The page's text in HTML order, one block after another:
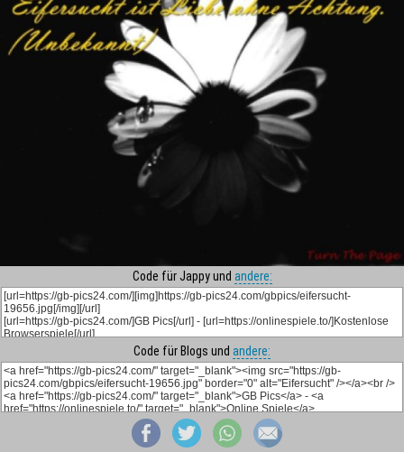
Code für Jappy und andere:
Code für Blogs und andere: